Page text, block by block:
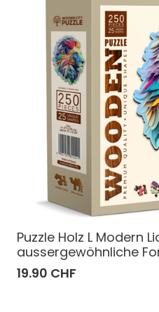
Puzzle Holz L Modern
aussergewöhnliche
19.90 CHF